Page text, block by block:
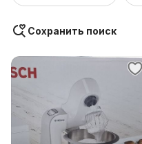
Сохранить поиск